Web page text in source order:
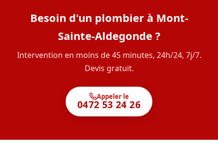
Besoin d'un plombier à Mont-
Sainte-Aldegonde ?
Intervention en moins de 45 minutes, 24h/24, 7j/7.
Devis gratuit.
Appeler le
0472 53 24 26